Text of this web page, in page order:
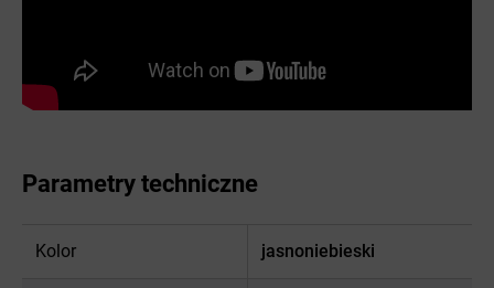
Parametry techniczne
Kolor jasnoniebieski